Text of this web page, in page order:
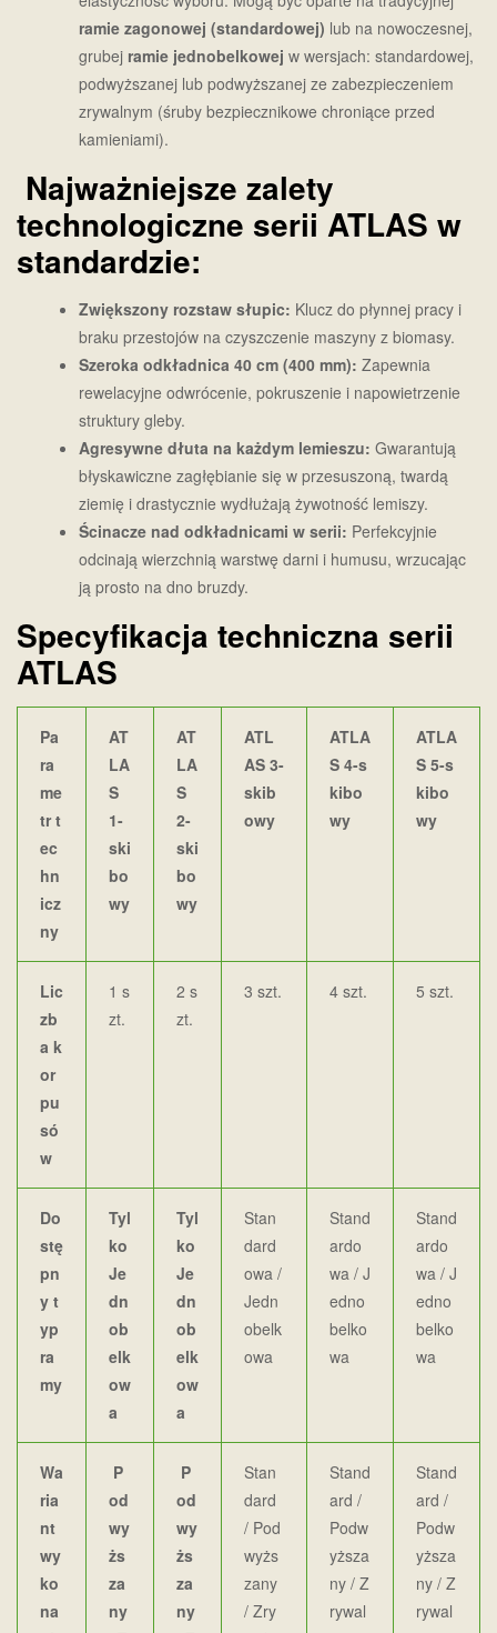
ramie zagonowej (standardowej) lub na nowoczesnej,
grubej ramie jednobelkowej w wersjach: standardowej,
podwyższanej lub podwyższanej ze zabezpieczeniem
zrywalnym (śruby bezpiecznikowe chroniące przed
kamieniami).
Najważniejsze zalety
technologiczne serii ATLAS w
standardzie:
Zwiększony rozstaw słupic: Klucz do płynnej pracy i
braku przestojów na czyszczenie maszyny z biomasy.
Szeroka odkładnica 40 cm (400 mm): Zapewnia
rewelacyjne odwrócenie, pokruszenie i napowietrzenie
struktury gleby.
Agresywne dłuta na każdym lemieszu: Gwarantują
błyskawiczne zagłębianie się w przesuszoną, twardą
ziemię i drastycznie wydłużają żywotność lemiszy.
Ścinacze nad odkładnicami w serii: Perfekcyjnie
odcinają wierzchnią warstwę darni i humusu, wrzucając
ją prosto na dno bruzdy.
Specyfikacja techniczna serii
ATLAS
Pa
ra
me
tr t
ec
hn
icz
ny
AT
LA
S
1-
ski
bo
wy
AT
LA
S
2-
ski
bo
wy
ATL
AS 3-
skib
owy
ATLA
S 4-s
kibo
wy
ATLA
S 5-s
kibo
wy
Lic
zb
a k
or
pu
só
w
1 s
zt.
2 s
zt.
3 szt. 4 szt. 5 szt.
Do
stę
pn
y t
yp
ra
my
Tyl
ko
Je
dn
ob
elk
ow
a
Tyl
ko
Je
dn
ob
elk
ow
a
Stan
dard
owa /
Jedn
obelk
owa
Stand
ardo
wa / J
edno
belko
wa
Stand
ardo
wa / J
edno
belko
wa
Wa
ria
nt
wy
ko
na
P
od
wy
żs
za
ny
P
od
wy
żs
za
ny
Stan
dard
/ Pod
wyżs
zany
/ Zry
Stand
ard /
Podw
yższa
ny / Z
rywal
Stand
ard /
Podw
yższa
ny / Z
rywal